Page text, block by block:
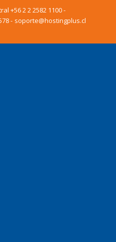
+56 2 2 2582 1100-
- soporte@hostingplus.cl